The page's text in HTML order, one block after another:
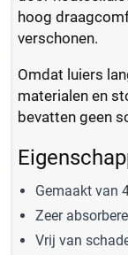
hoog
verschonen.
Omdat luiers
materialen en
bevatten geen
Gemaakt van
Zeer
Vrij van